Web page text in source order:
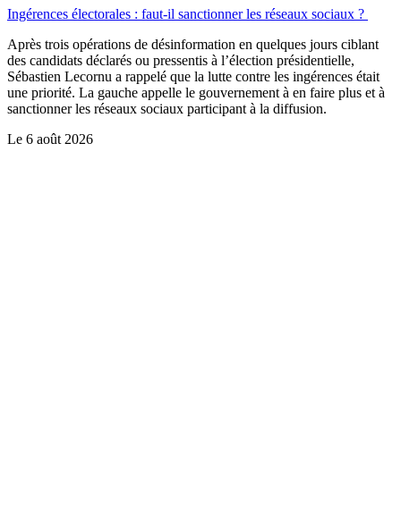
Ingérences électorales : faut-il sanctionner les réseaux sociaux ?
Après trois opérations de désinformation en quelques jours ciblant
des candidats déclarés ou pressentis à l’élection présidentielle,
Sébastien Lecornu a rappelé que la lutte contre les ingérences était
une priorité. La gauche appelle le gouvernement à en faire plus et à
sanctionner les réseaux sociaux participant à la diffusion.
Le 6 août 2026